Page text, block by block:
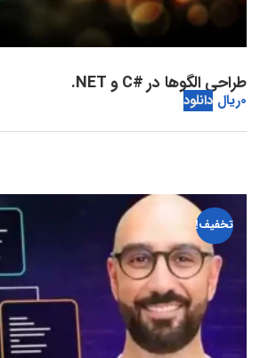
طراحی الگوها در #C و NET.
0ریال دانلود
تخفیف!